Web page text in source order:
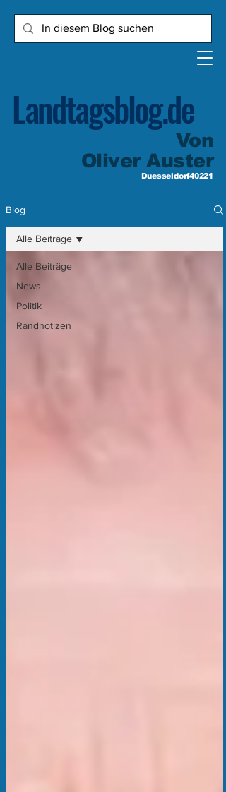
Landtagsblog.de
Von
Oliver Auster
Duesseldorf40221
Blog
Alle Beiträge
News
Politik
Randnotizen
Alle Beiträge